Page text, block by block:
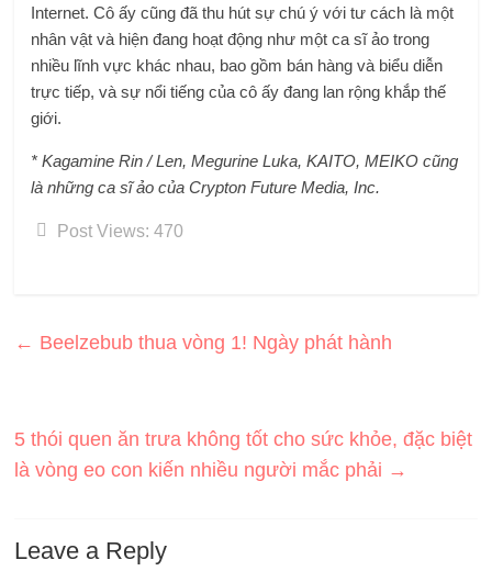
Internet. Cô ấy cũng đã thu hút sự chú ý với tư cách là một
nhân vật và hiện đang hoạt động như một ca sĩ ảo trong
nhiều lĩnh vực khác nhau, bao gồm bán hàng và biểu diễn
trực tiếp, và sự nổi tiếng của cô ấy đang lan rộng khắp thế
giới.
* Kagamine Rin / Len, Megurine Luka, KAITO, MEIKO cũng
là những ca sĩ ảo của Crypton Future Media, Inc.
Post Views: 470
← Beelzebub thua vòng 1! Ngày phát hành
5 thói quen ăn trưa không tốt cho sức khỏe, đặc biệt
là vòng eo con kiến ​​nhiều người mắc phải →
Leave a Reply